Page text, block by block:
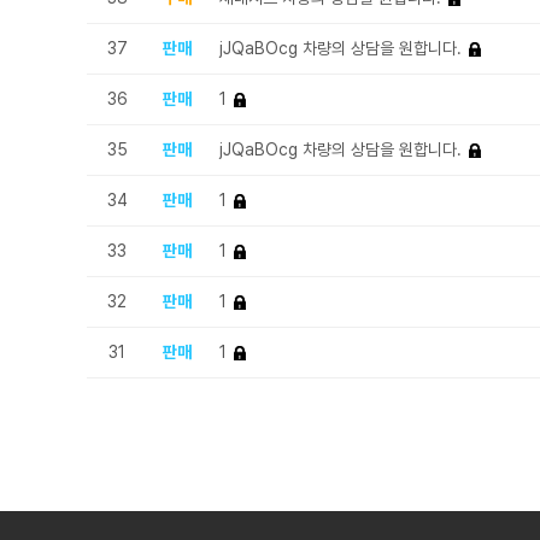
37 판매 jJQaBOcg 차량의 상담을 원합니다.
36 판매 1
35 판매 jJQaBOcg 차량의 상담을 원합니다.
34 판매 1
33 판매 1
32 판매 1
31 판매 1